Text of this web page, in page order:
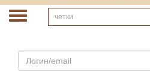
Email